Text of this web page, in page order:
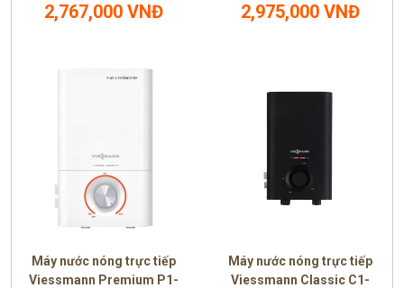
2,767,000 VNĐ 2,975,000 VNĐ
Máy nước nóng trực tiếp
Viessmann Premium P1-
Máy nước nóng trực tiếp
Viessmann Classic C1-